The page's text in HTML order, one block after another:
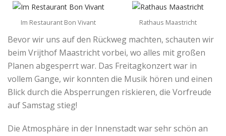
Im Restaurant Bon Vivant Rathaus Maastricht
Bevor wir uns auf den Rückweg machten, schauten wir
beim Vrijthof Maastricht vorbei, wo alles mit großen
Planen abgesperrt war. Das Freitagkonzert war in
vollem Gange, wir konnten die Musik hören und einen
Blick durch die Absperrungen riskieren, die Vorfreude
auf Samstag stieg!
Die Atmosphäre in der Innenstadt war sehr schön an